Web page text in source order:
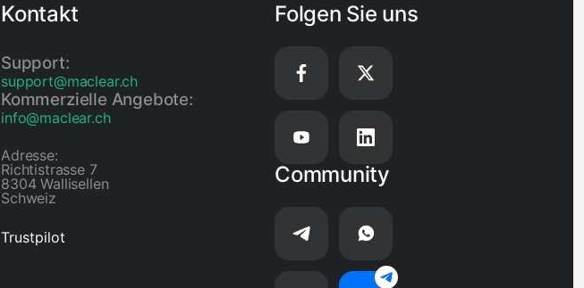
Kontakt
Support:
support@maclear.ch
Kommerzielle Angebote:
info@maclear.ch
Adresse:
Richtistrasse 7
8304 Wallisellen
Schweiz
Trustpilot
Folgen Sie uns
Community